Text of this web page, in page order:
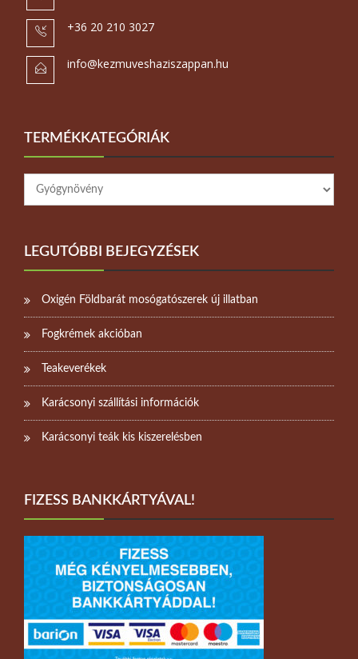
+36 20 210 3027
info@kezmuveshaziszappan.hu
TERMÉKKATEGÓRIÁK
LEGUTÓBBI BEJEGYZÉSEK
Oxigén Földbarát mosógatószerek új illatban
Fogkrémek akcióban
Teakeverékek
Karácsonyi szállítási információk
Karácsonyi teák kis kiszerelésben
FIZESS BANKKÁRTYÁVAL!